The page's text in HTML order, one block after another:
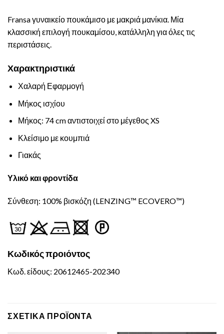
Fransa γυναικείο πουκάμισο με μακριά μανίκια. Μία
κλασσική επιλογή πουκαμίσου, κατάλληλη για όλες τις
περιστάσεις.
Χαρακτηριστικά
Χαλαρή Εφαρμογή
Μήκος ισχίου
Μήκος: 74 cm αντιστοιχεί στο μέγεθος XS
Κλείσιμο με κουμπιά
Γιακάς
Υλικό και φροντίδα
Σύνθεση: 100% βισκόζη (LENZING™ ECOVERO™)
Κωδικός προιόντος
Κωδ. είδους: 20612465-202340
ΣΧΕΤΙΚΆ ΠΡΟΪΌΝΤΑ